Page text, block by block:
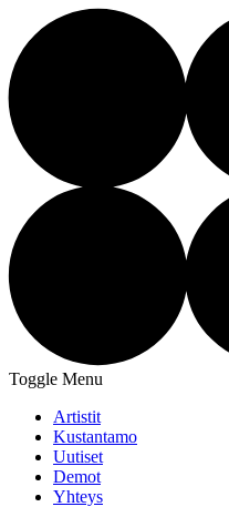
Toggle Menu
Artistit
Kustantamo
Uutiset
Demot
Yhteys